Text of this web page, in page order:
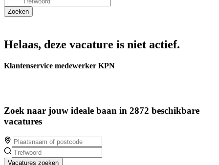
Helaas, deze vacature is niet actief.
Klantenservice medewerker KPN
Zoek naar jouw ideale baan in 2872 beschikbare
vacatures
Vacatures zoeken